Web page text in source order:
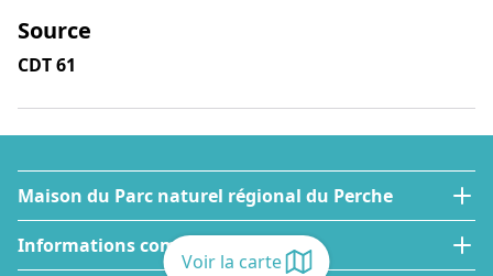
Voir la carte
Source
CDT 61
Maison du Parc naturel régional du Perche
Informations complémentaires